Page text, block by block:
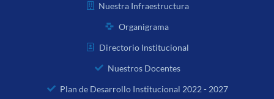
Nuestra Infraestructura
Organigrama
Directorio Institucional
Nuestros Docentes
Plan de Desarrollo Institucional 2022 - 2027